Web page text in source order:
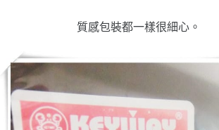
質感包裝都一樣很細心。